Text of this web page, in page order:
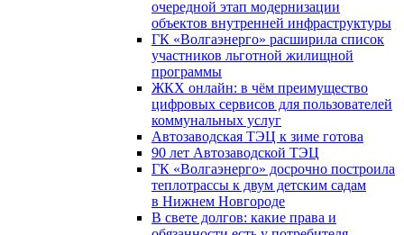
очередной этап модернизации
объектов внутренней инфраструктуры
ГК «Волгаэнерго» расширила список
участников льготной жилищной
программы
ЖКХ онлайн: в чём преимущество
цифровых сервисов для пользователей
коммунальных услуг
Автозаводская ТЭЦ к зиме готова
90 лет Автозаводской ТЭЦ
ГК «Волгаэнерго» досрочно построила
теплотрассы к двум детским садам
в Нижнем Новгороде
В свете долгов: какие права и